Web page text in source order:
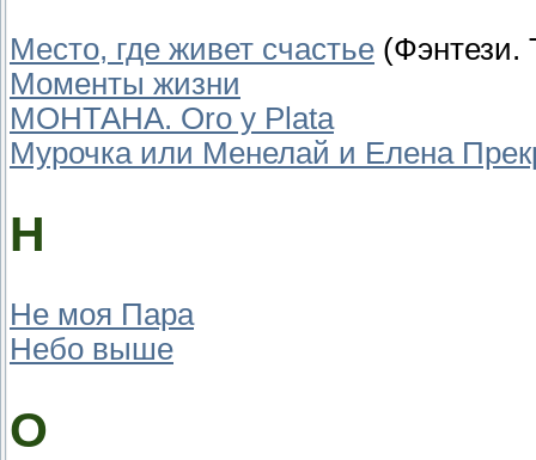
Место, где живет счастье (Фэнтези.
Моменты жизни
МОНТАНА. Oro y Plata
Мурочка или Менелай и Елена
Н
Не моя Пара
Небо выше
О